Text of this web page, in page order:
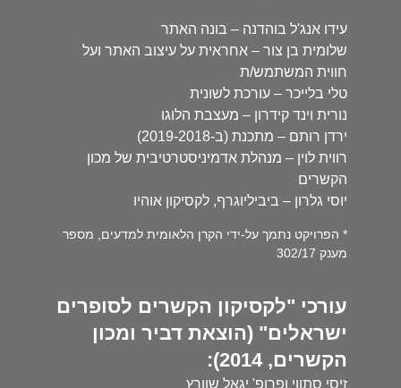
עידו אנג'ל בוהדנה – בונה האתר
שלומית בן צור – אחראית על עיצוב האתר ועל
חווית המשתמש/ת
טלי בלייכר – עורכת לשונית
נורית וינד קידרון – מעצבת הלוגו
ירדן רותם – מתכנת (ב-2019-2018)
רווית לוין – מנהלת אדמיניסטרטיבית של מכון
הקשרים
יוסי גלרון – ביביליוגרף, לקסיקון אוהיו
* הפרויקט נתמך על-ידי הקרן הלאומית למדעים, מספר
מענק 302/17
עורכי "לקסיקון הקשרים לסופרים
ישראלים" (הוצאת דביר ומכון
הקשרים, 2014):
זיסי סתווי ופרופ' יגאל שוורץ